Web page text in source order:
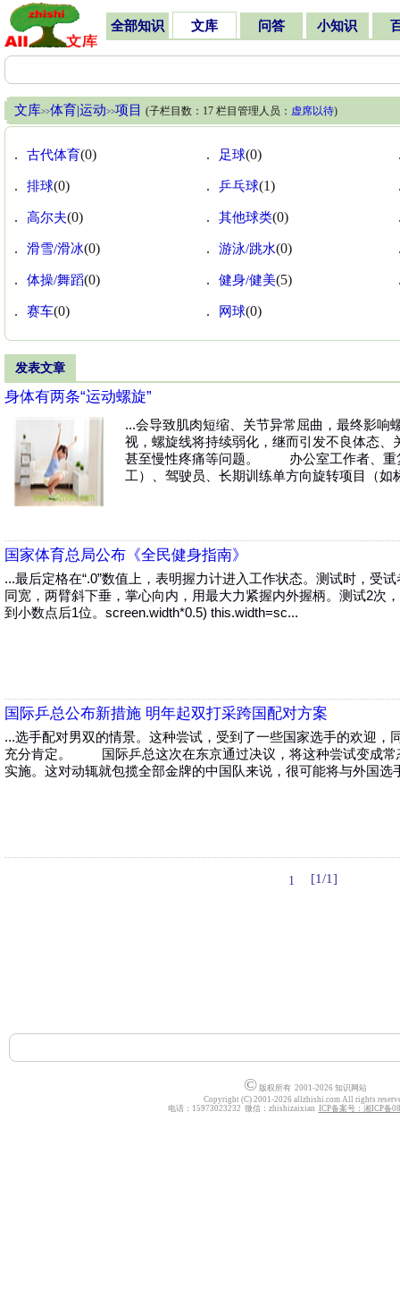
全部知识 文库 问答 小知识
文库>>体育|运动>>项目 (子栏目数：17 栏目管理人员： 虚席以待)
. 古代体育(0) . 足球(0)
. 排球(0) . 乒乓球(1)
. 高尔夫(0) . 其他球类(0)
. 滑雪/滑冰(0) . 游泳/跳水(0)
. 体操/舞蹈(0) . 健身/健美(5)
. 赛车(0) . 网球(0)
发表文章
身体有两条“运动螺旋”
...会导致肌肉短缩、关节异常屈曲，最终影响
视，螺旋线将持续弱化，继而引发不良体态、
甚至慢性疼痛等问题。 办公室工作者、重
工）、驾驶员、长期训练单方向旋转项目（如
国家体育总局公布《全民健身指南》
...最后定格在“.0”数值上，表明握力计进入工作状态。测试时，受
同宽，两臂斜下垂，掌心向内，用最大力紧握内外握柄。测试2次
到小数点后1位。screen.width*0.5) this.width=sc...
国际乒总公布新措施 明年起双打采跨国配对方案
...选手配对男双的情景。这种尝试，受到了一些国家选手的欢迎，
充分肯定。 国际乒总这次在东京通过决议，将这种尝试变成常
实施。这对动辄就包揽全部金牌的中国队来说，很可能将与外国选
1 [1/1]
©版权所有 2001-2026 知识网站
Copyright (C) 2001-2026 allzhishi.com All rights
电话：15973023232 微信：zhishizaixian ICP备案号：湘ICP备